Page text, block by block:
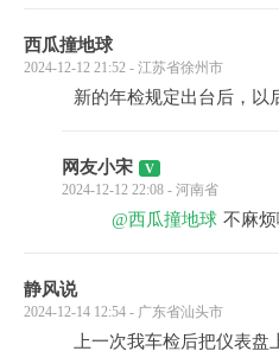
西瓜撞地球
2024-12-12 21:52 - 江苏省徐州市
新的年检规定出台后，以
网友小宋
2024-12-12 22:08 - 河南省
@西瓜撞地球 不麻烦
静风说
2024-12-14 12:54 - 广东省汕头市
上一次我车检后把仪表盘